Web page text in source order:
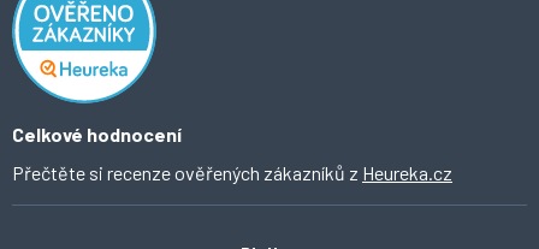
O Ahomi
Ochrana osobních údajů
Celkové hodnocení
Přečtěte si recenze ověřených zákazníků z Heureka.cz